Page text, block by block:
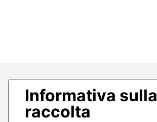
Informativa sulla
raccolta